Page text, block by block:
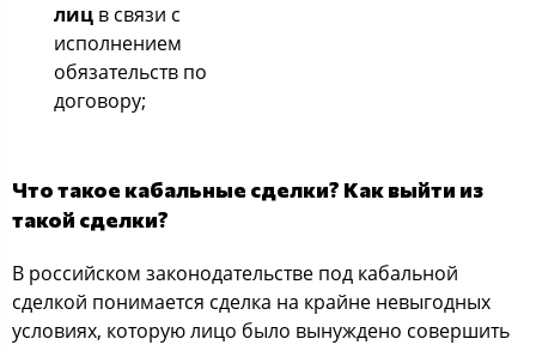
лиц в связи с
исполнением
обязательств по
договору;
Что такое кабальные сделки? Как выйти из
такой сделки?
В российском законодательстве под кабальной
сделкой понимается сделка на крайне невыгодных
условиях, которую лицо было вынуждено совершить